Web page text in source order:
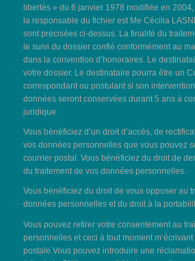
libertés » du 6 janvier 1978 modifiée en
la responsable du fichier est Me Cécilia
sont précisées ci-dessus. La finalité du
le suivi du dossier confié conformément au
dans la convention d’honoraires. Le
votre dossier. Le destinataire pourra être un
correspondant ou postulant si son
données seront conservées durant 5 ans à
juridique.
Vous bénéficiez d’un droit d’accès, de
vos données personnelles que vous pouvez
courrier postal. Vous bénéficiez du droit de
du traitement de vos données personnelles.
Vous bénéficiez du droit de vous opposer au
données personnelles et du droit à la
Vous pouvez retirer votre consentement au
personnelles et ceci à tout moment
postale.Vous pouvez introduire une